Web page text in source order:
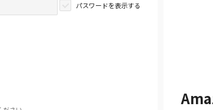
パスワードを表示する